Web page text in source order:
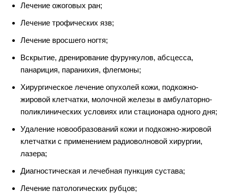
Лечение ожоговых ран;
Лечение трофических язв;
Лечение вросшего ногтя;
Вскрытие, дренирование фурункулов, абсцесса,
панариция, паранихия, флегмоны;
Хирургическое лечение опухолей кожи, подкожно-
жировой клетчатки, молочной железы в амбулаторно-
поликлинических условиях или стационара одного дня;
Удаление новообразований кожи и подкожно-жировой
клетчатки с применением радиоволновой хирургии,
лазера;
Диагностическая и лечебная пункция сустава;
Лечение патологических рубцов;